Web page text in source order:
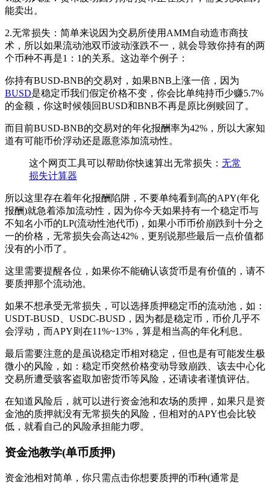
能卖出。
2.无常损失：简单来说因为交易所使用AMM自动造市商技
术，所以如果流动池双币波动涨跌不一，就会导致你持有的两
个币种不再是1：1的关系。这边举个例子：
你持有BUSD-BNB的交易对，如果BNB上涨一倍，因为
BUSD是稳定币我们假定价格不变，你会比单纯持币少赚5.7%
的金额，你这时候领回BUSD和BNB不再是原比例赎回了。
而目前BUSD-BNB的交易对的年化报酬率为42%，所以大家知
道有可能币价浮动还是愿意添加流动性。
这个网页工具可以帮助你快速算出无常损失： 无常
损失计算器
所以这里存在着年化报酬陷阱，不要单纯看到高的APY(年化
报酬)就急着添加流动性，因为你今天如果持有一个稳定币与
不知名小币的LP(流动性池代币)，如果小币币价崩跌到十分之
一的价格，无常损失会高达42%，更别说那些最后一点价值都
没有的小币了。
这里需要提醒各位，如果你不能确认该货币是有价值的，请不
要质押那个流动池。
如果不想承受无常损失，可以选择质押稳定币的流动池，如：
USDT-BUSD、USDC-BUSD，因为都是稳定币，币价几乎不
会浮动，而APY则在11%~13%，算是相当高的年化利息。
最后需要注意的是虽说稳定币相对稳定，但也是有可能发生极
微小的风险，如：稳定币突然价格变动导致崩跌、该去中心化
交易所遭受骇客盗取加密货币等风险，还请读者谨慎评估。
在知道风险后，就可以进行资金池和农场的质押，如果只是资
金池的质押就没有无常损失的风险，但相对的APY也会比较
低，就看自己的风险承担能力啰。
资金池教学(单币质押)
资金池相对简单，你只需点击你想要质押的币种(通常是